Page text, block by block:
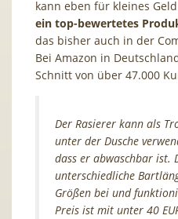
kann eben für kleines
ein top-bewertetes
das bisher auch in der
Bei Amazon in
Schnitt von über 47.000
Der Rasierer kann als
unter der Dusche
dass er abwaschbar ist.
unterschiedliche
Größen bei und
Preis ist mit unter 40